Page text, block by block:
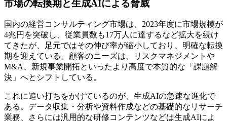
市場の転換期と生成AIによる脅威
国内の経営コンサルティング市場は、2023年度に市場規模が
4兆円を突破し、従業員数も17万人に達するなど拡大を続け
てきたが、足元ではその伸び率が縮小しており、明確な転換
期を迎えている。顧客のニーズは、リスクマネジメントや
M&A、新規事業開拓といったより高度で本質的な「課題解
決」へとシフトしている。
これに追い打ちをかけているのが、生成AIの急速な進化で
ある。データ収集・分析や資料作成などの基礎的なリサーチ
業務、さらには汎用的な研修コンテンツなどは生成AIによ